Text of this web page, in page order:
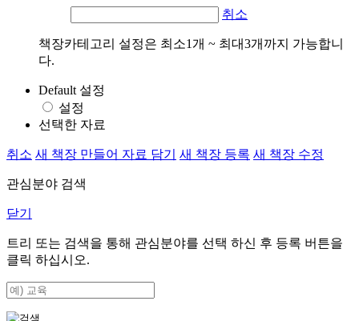
취소
책장카테고리 설정은 최소1개 ~ 최대3개까지 가능합니
다.
Default 설정
설정
선택한 자료
취소 새 책장 만들어 자료 담기 새 책장 등록 새 책장 수정
관심분야 검색
닫기
트리 또는 검색을 통해 관심분야를 선택 하신 후 등록 버튼을
클릭 하십시오.